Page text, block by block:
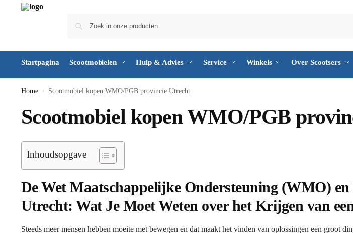
Startpagina Scootmobielen Hulp & Advies Service Winkels Over Scootsers
Home / Scootmobiel kopen WMO/PGB provincie Utrecht
Scootmobiel kopen WMO/PGB
Inhoudsopgave
De Wet Maatschappelijke Ondersteuning (WMO)
Utrecht: Wat Je Moet Weten over het Krijgen van
Steeds meer mensen hebben moeite met bewegen en dat maakt het vinden van oplossingen een groot